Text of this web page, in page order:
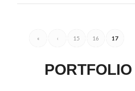
« ‹ 15 16 17